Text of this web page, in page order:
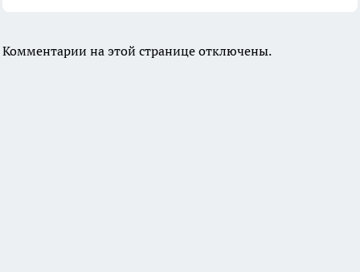
Комментарии на этой странице отключены.